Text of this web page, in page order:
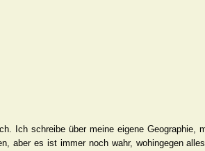
Ich schreibe über meine eigene Geographie,
aber es ist immer noch wahr, wohingegen